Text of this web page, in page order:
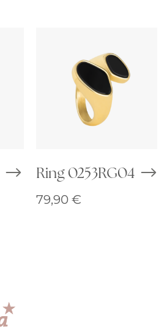
Ring 0253RG04
79,90 €